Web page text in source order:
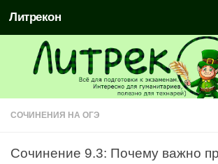
Литрекон
СОЧИНЕНИЯ НА ОГЭ
Сочинение 9.3: Почему важно